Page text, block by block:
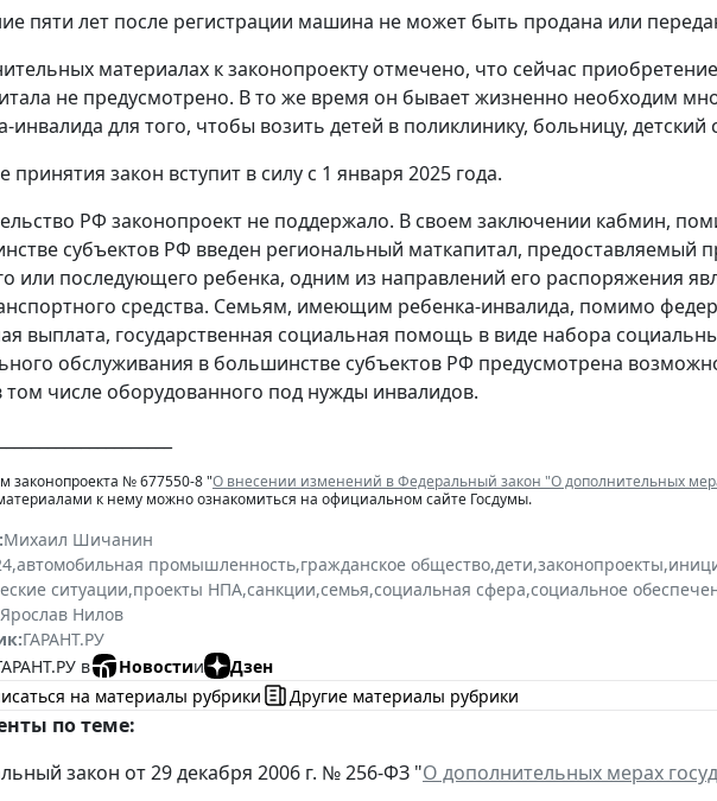
пяти лет после регистрации машина не может быть продана или
материалах к законопроекту отмечено, что сейчас
не предусмотрено. В то же время он бывает жизненно необходим
инвалида для того, чтобы возить детей в поликлинику, больницу,
принятия закон вступит в силу с 1 января 2025 года.
РФ законопроект не поддержало. В своем заключении кабмин,
субъектов РФ введен региональный маткапитал, предоставляемый
или последующего ребенка, одним из направлений его распоряжения
средства. Семьям, имеющим ребенка-инвалида, помимо
выплата, государственная социальная помощь в виде набора
обслуживания в большинстве субъектов РФ предусмотрена
том числе оборудованного под нужды инвалидов.
законопроекта № 677550-8 "О внесении изменений в Федеральный закон "О дополнительных
к нему можно ознакомиться на официальном сайте Госдумы.
Михаил Шичанин
,автомобильная промышленность,гражданское общество,дети,законопроекты,
ситуации,проекты НПА,санкции,семья,социальная сфера,социальное
Ярослав Нилов
ГАРАНТ.РУ
в
Новостии
Дзен
на материалы рубрики
Другие материалы рубрики
по теме:
закон от 29 декабря 2006 г. № 256-ФЗ "О дополнительных мерах